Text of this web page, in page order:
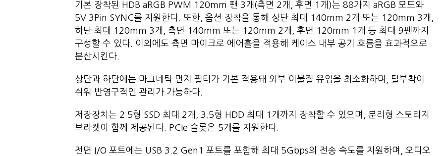
기본 장착된 HDB aRGB PWM 120mm 팬 3개(측면 2개, 후면 1개)는 88가지 aRGB 모드와
5V 3Pin SYNC를 지원한다. 또한, 옵션 장착을 통해 상단 최대 140mm 2개 또는 120mm 3개,
하단 최대 120mm 3개, 측면 140mm 또는 120mm 2개, 후면 120mm 1개 등 최대 9팬까지
구성할 수 있다. 이외에도 측면 마이크로 에어홀을 적용해 케이스 내부 공기 흐름을 효과적으로
분산시킨다.
상단과 하단에는 마그네틱 먼지 필터가 기본 적용돼 외부 이물질 유입을 최소화하며, 탈부착이
쉬워 반영구적인 관리가 가능하다.
저장장치는 2.5형 SSD 최대 2개, 3.5형 HDD 최대 1개까지 장착할 수 있으며, 분리형 스토리지
브라켓이 함께 제공된다. PCIe 슬롯은 5개를 지원한다.
전면 I/O 포트에는 USB 3.2 Gen1 포트를 포함해 최대 5Gbps의 전송 속도를 지원하며, 오디오